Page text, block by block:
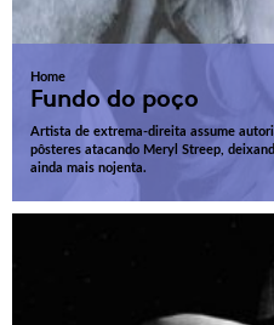
Home
Fundo do poço
Artista de extrema-direita assume
pôsteres atacando Meryl Streep,
ainda mais nojenta.